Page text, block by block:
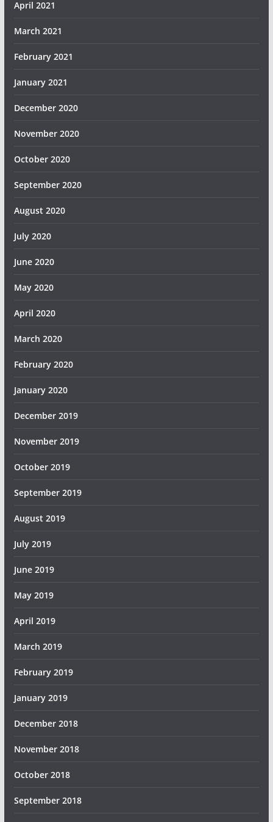
April 2021
March 2021
February 2021
January 2021
December 2020
November 2020
October 2020
September 2020
August 2020
July 2020
June 2020
May 2020
April 2020
March 2020
February 2020
January 2020
December 2019
November 2019
October 2019
September 2019
August 2019
July 2019
June 2019
May 2019
April 2019
March 2019
February 2019
January 2019
December 2018
November 2018
October 2018
September 2018